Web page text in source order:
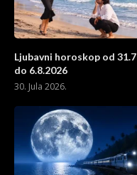
Ljubavni horoskop od 31.7
do 6.8.2026
30. Jula 2026.